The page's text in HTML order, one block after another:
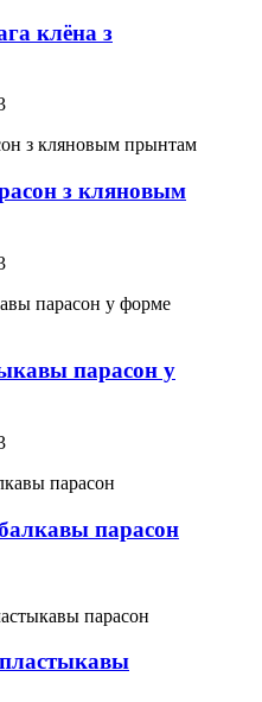
клёна з
з кляновым
парасон у
парасон